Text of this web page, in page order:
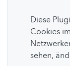
Diese
Cookies
sehen,